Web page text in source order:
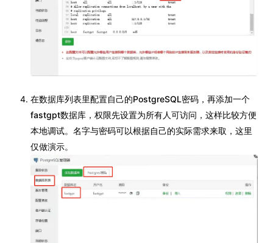
在数据库列表里配置自己的PostgreSQL密码，再添加一个
fastgpt数据库，权限先设置为所有人可访问，这样比较方便
本地调试。名字与密码可以根据自己的实际需求来取，这里
仅做演示。